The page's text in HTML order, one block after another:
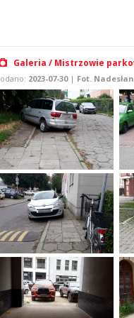
Galeria / Mistrzowie
2023-07-30| Fot.